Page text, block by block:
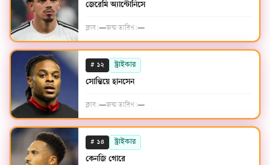
জেরেমি অ্যান্টোনিসে
ক্লাব:—জন্ম তারিখ:—
# ১২ স্ট্রাইকার
সোন্তিয়ে হানসেন
ক্লাব:—জন্ম তারিখ:—
# ১৪ স্ট্রাইকার
কেনজি গোরে